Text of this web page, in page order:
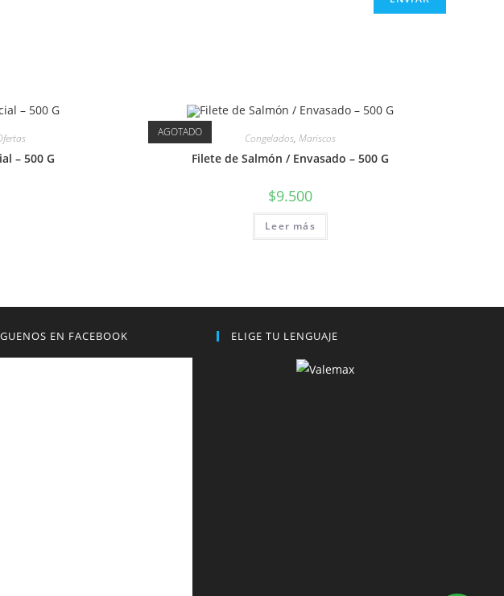
– 500 G
AGOTADO Congelados,Mariscos
Filete de Salmón / Envasado – 500 G
$9.500
Leer más
EN FACEBOOK ELIGE TU LENGUAJE